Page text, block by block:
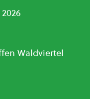
Waldviertel